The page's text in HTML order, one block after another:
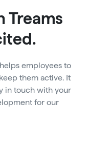
Treams
employees to
them active. It
in touch with your
for our